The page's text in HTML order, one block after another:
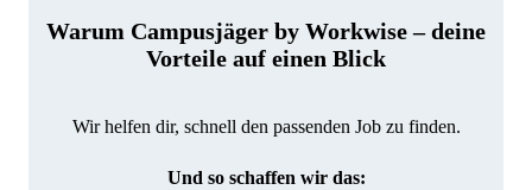
Warum Campusjäger by Workwise – deine
Vorteile auf einen Blick
Wir helfen dir, schnell den passenden Job zu finden.
Und so schaffen wir das: